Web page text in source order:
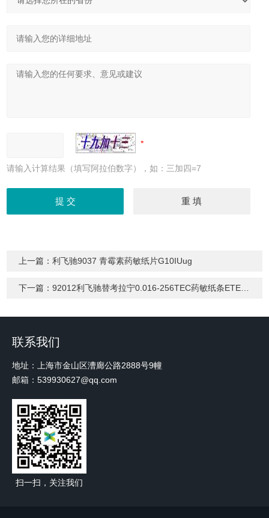
请输入计算结果（填写阿拉伯数字），如：三加四=7
上一篇：利飞驰9037 青霉素药敏纸片G10IUug
下一篇：92012利飞驰替考拉宁0.016-256TEC药敏纸条ETEST
联系我们
地址：上海市金山区漕廊公路2888号9幢
邮箱：539930627@qq.com
扫一扫，关注我们